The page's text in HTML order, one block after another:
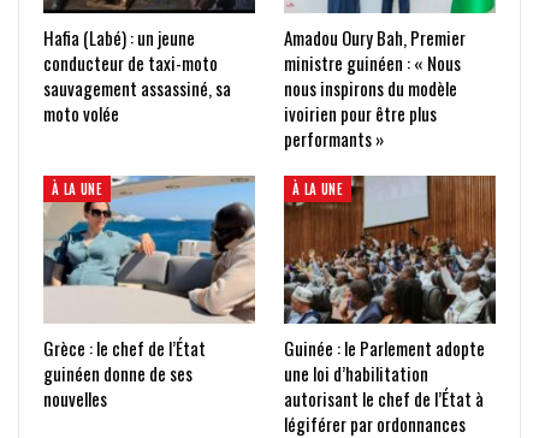
Hafia (Labé) : un jeune
conducteur de taxi-moto
sauvagement assassiné, sa
moto volée
Amadou Oury Bah, Premier
ministre guinéen : « Nous
nous inspirons du modèle
ivoirien pour être plus
performants »
À LA UNE
Grèce : le chef de l’État
guinéen donne de ses
nouvelles
À LA UNE
Guinée : le Parlement adopte
une loi d’habilitation
autorisant le chef de l’État à
légiférer par ordonnances